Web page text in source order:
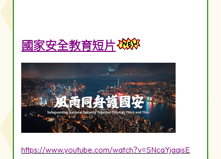
國家安全教育短片
https://www.youtube.com/watch?v=SNcaYjaqisE